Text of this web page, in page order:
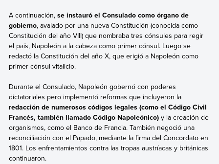
A continuación, se instauró el Consulado como órgano de
gobierno, avalado por una nueva Constitución (conocida como
Constitución del año VIII) que nombraba tres cónsules para regir
el país, Napoleón a la cabeza como primer cónsul. Luego se
redactó la Constitución del año X, que erigió a Napoleón como
primer cónsul vitalicio.
Durante el Consulado, Napoleón gobernó con poderes
dictatoriales pero implementó reformas que incluyeron la
redacción de numerosos códigos legales (como el Código Civil
Francés, también llamado Código Napoleónico)y la creación de
organismos, como el Banco de Francia. También negoció una
reconciliación con el Papado, mediante la firma del Concordato en
1801. Los enfrentamientos contra las tropas austríacas y británicas
continuaron.